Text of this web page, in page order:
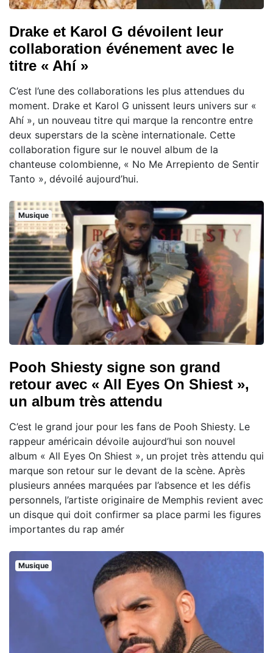
Drake et Karol G dévoilent leur
collaboration événement avec le
titre « Ahí »
C’est l’une des collaborations les plus attendues du
moment. Drake et Karol G unissent leurs univers sur «
Ahí », un nouveau titre qui marque la rencontre entre
deux superstars de la scène internationale. Cette
collaboration figure sur le nouvel album de la
chanteuse colombienne, « No Me Arrepiento de Sentir
Tanto », dévoilé aujourd’hui.
Musique
Pooh Shiesty signe son grand
retour avec « All Eyes On Shiest »,
un album très attendu
C’est le grand jour pour les fans de Pooh Shiesty. Le
rappeur américain dévoile aujourd’hui son nouvel
album « All Eyes On Shiest », un projet très attendu qui
marque son retour sur le devant de la scène. Après
plusieurs années marquées par l’absence et les défis
personnels, l’artiste originaire de Memphis revient avec
un disque qui doit confirmer sa place parmi les figures
importantes du rap amér
Musique